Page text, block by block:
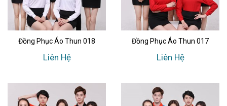
Đồng Phục Áo Thun 018
Liên Hệ
Đồng Phục Áo Thun 017
Liên Hệ